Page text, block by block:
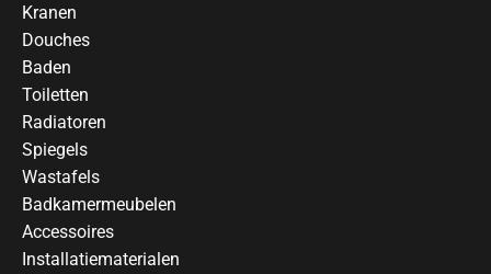
Kranen
Douches
Baden
Toiletten
Radiatoren
Spiegels
Wastafels
Badkamermeubelen
Accessoires
Installatiematerialen